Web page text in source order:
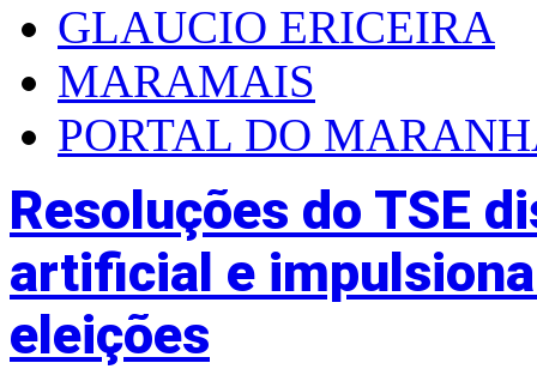
GLAUCIO ERICEIRA
MARAMAIS
PORTAL DO
Resoluções do TSE
artificial e
eleições